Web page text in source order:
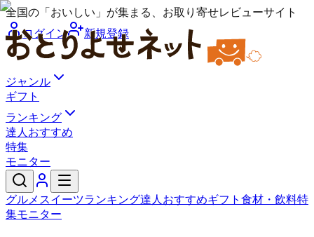
全国の「おいしい」が集まる、お取り寄せレビューサイト
ログイン
新規登録
ジャンル
ギフト
ランキング
達人おすすめ
特集
モニター
グルメ スイーツランキング達人おすすめギフト 食材・飲料特
集モニター